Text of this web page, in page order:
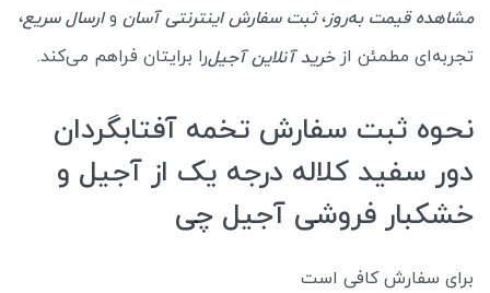
مشاهده قیمت به‌روز،ثبت سفارش اینترنتی آسان وارسال سریع،
تجربه‌ای مطمئن ازخرید آنلاین آجیلرا برایتان فراهم می‌کند.
نحوه ثبت سفارش تخمه آفتابگردان
دور سفید کلاله درجه یک از آجیل و
خشکبار فروشی آجیل چی
برای سفارش کافی است